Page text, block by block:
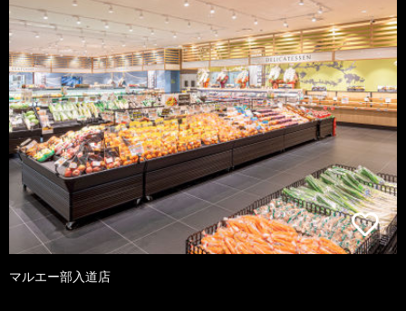
マルエー部入道店